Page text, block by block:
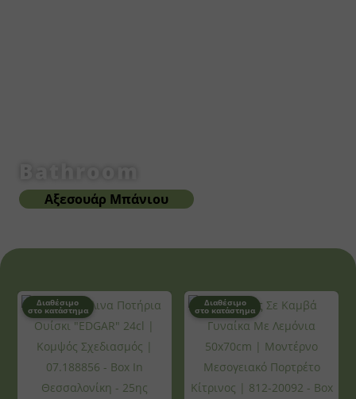
Bathroom
Αξεσουάρ Μπάνιου
Διαθέσιμο
στο κατάστημα
Διαθέσιμο
στο κατάστημα